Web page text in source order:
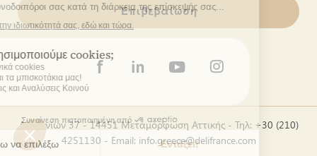
Επιβεβαίωση
Δερβενίων 37 - 14451 Μεταμόρφωση Αττικής - Τηλ: +30 (210)
4251130 - Email: info.greece@delifrance.com